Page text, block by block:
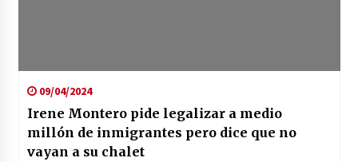
09/04/2024
Irene Montero pide legalizar a medio
millón de inmigrantes pero dice que no
vayan a su chalet